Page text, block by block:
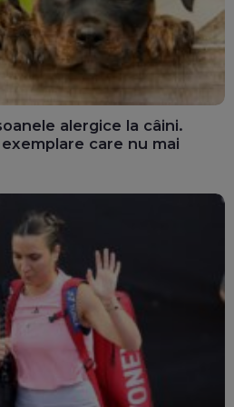
alergice la câini.
care nu mai